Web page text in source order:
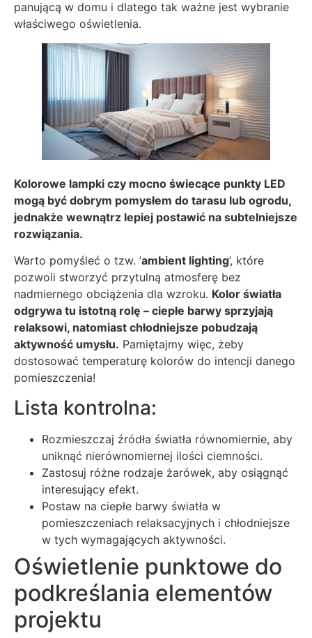
panującą w domu i dlatego tak ważne jest wybranie
właściwego oświetlenia.
Kolorowe lampki czy mocno świecące punkty LED
mogą być dobrym pomysłem do tarasu lub ogrodu,
jednakże wewnątrz lepiej postawić na subtelniejsze
rozwiązania.
Warto pomyśleć o tzw. ’ambient lighting’, które
pozwoli stworzyć przytulną atmosferę bez
nadmiernego obciążenia dla wzroku. Kolor światła
odgrywa tu istotną rolę – ciepłe barwy sprzyjają
relaksowi, natomiast chłodniejsze pobudzają
aktywność umysłu. Pamiętajmy więc, żeby
dostosować temperaturę kolorów do intencji danego
pomieszczenia!
Lista kontrolna:
Rozmieszczaj źródła światła równomiernie, aby
uniknąć nierównomiernej ilości ciemności.
Zastosuj różne rodzaje żarówek, aby osiągnąć
interesujący efekt.
Postaw na ciepłe barwy światła w
pomieszczeniach relaksacyjnych i chłodniejsze
w tych wymagających aktywności.
Oświetlenie punktowe do
podkreślania elementów
projektu